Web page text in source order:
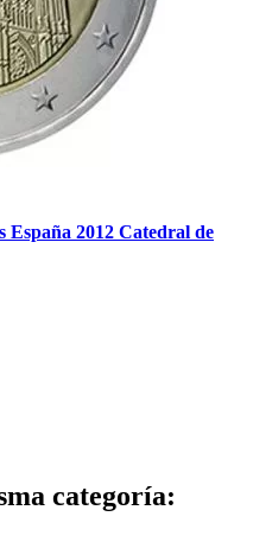
España 2012 Catedral de
categoría: